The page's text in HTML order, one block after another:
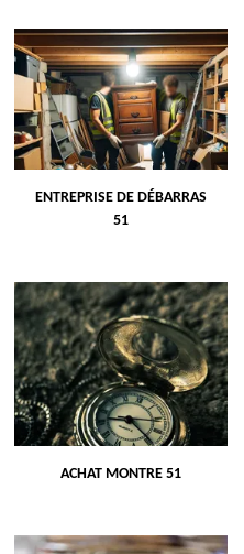
ENTREPRISE DE DÉBARRAS
51
ACHAT MONTRE 51